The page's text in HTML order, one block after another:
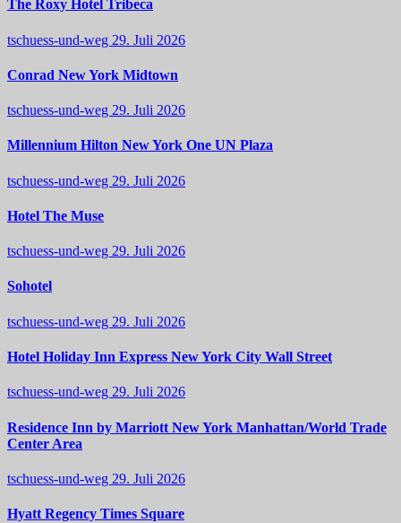
The Roxy Hotel Tribeca
tschuess-und-weg 29. Juli 2026
Conrad New York Midtown
tschuess-und-weg 29. Juli 2026
Millennium Hilton New York One UN Plaza
tschuess-und-weg 29. Juli 2026
Hotel The Muse
tschuess-und-weg 29. Juli 2026
Sohotel
tschuess-und-weg 29. Juli 2026
Hotel Holiday Inn Express New York City Wall Street
tschuess-und-weg 29. Juli 2026
Residence Inn by Marriott New York Manhattan/World Trade
Center Area
tschuess-und-weg 29. Juli 2026
Hyatt Regency Times Square